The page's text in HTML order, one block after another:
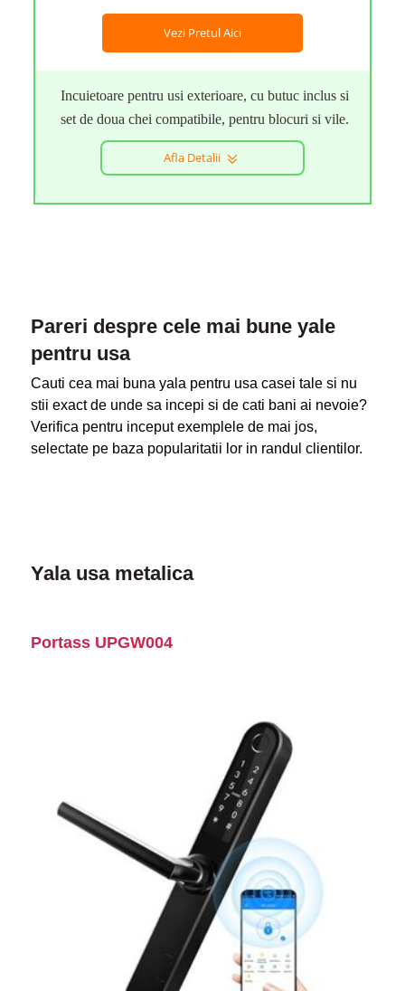
Vezi Pretul Aici
Incuietoare pentru usi exterioare, cu butuc inclus si
set de doua chei compatibile, pentru blocuri si vile.
Afla Detalii
Pareri despre cele mai bune yale
pentru usa
Cauti cea mai buna yala pentru usa casei tale si nu
stii exact de unde sa incepi si de cati bani ai nevoie?
Verifica pentru inceput exemplele de mai jos,
selectate pe baza popularitatii lor in randul clientilor.
Yala usa metalica
Portass UPGW004